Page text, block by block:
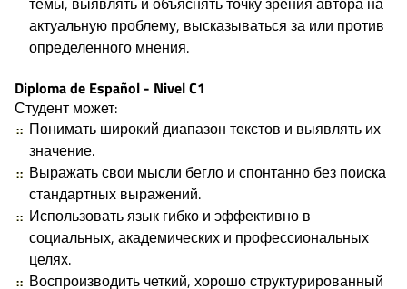
актуальную проблему, высказываться за или против
определенного мнения.
Diploma de Español - Nivel C1
Студент может:
Понимать широкий диапазон текстов и выявлять их
значение.
Выражать свои мысли бегло и спонтанно без поиска
стандартных выражений.
Использовать язык гибко и эффективно в
социальных, академических и профессиональных
целях.
Воспроизводить четкий, хорошо структурированный